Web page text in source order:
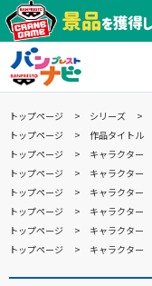
トップページ シリーズ
トップページ
作品タイトル
トップページ
キャラクター
トップページ
キャラクター
トップページ
キャラクター
トップページ
キャラクター
トップページ
キャラクター
トップページ
キャラクター